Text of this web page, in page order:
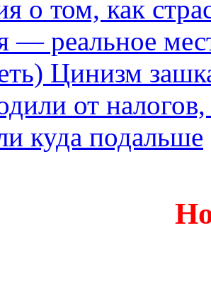
о том, как
— реальное
Цинизм
от
куда подальше